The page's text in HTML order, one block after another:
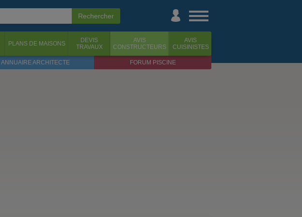
PLANS DE MAISONS
DEVIS
TRAVAUX
AVIS
CONSTRUCTEURS
AVIS
CUISINISTES
ANNUAIRE ARCHITECTE FORUM PISCINE